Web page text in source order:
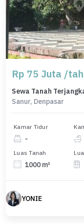
Rp 75 Juta /
Sewa Tanah
Sanur, Denpasar
Kamar Tidur
-
Luas Tanah
1000 m²
YONIE